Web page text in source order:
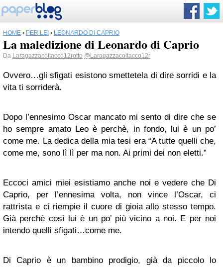
HOME › PER LEI › LEONARDO DI CAPRIO
La maledizione di Leonardo di Caprio
Da Laragazzacoltacco12rotto @Laragazzacoltacco12r
Ovvero…gli sfigati esistono smettetela di dire sorridi e la
vita ti sorriderà.
Dopo l’ennesimo Oscar mancato mi sento di dire che se
ho sempre amato Leo è perchè, in fondo, lui è un po’
come me. La dedica della mia tesi era “A tutte quelli che,
come me, sono lì lì per ma non. Ai primi dei non eletti.”
Eccoci amici miei esistiamo anche noi e vedere che Di
Caprio, per l’ennesima volta, non vince l’Oscar, ci
rattrista e ci riempie il cuore di gioia allo stesso tempo.
Già perchè così lui è un po’ più vicino a noi. E per noi
intendo quelli sfigati…come me.
Di Caprio è un bambino prodigio, già da piccolo lo